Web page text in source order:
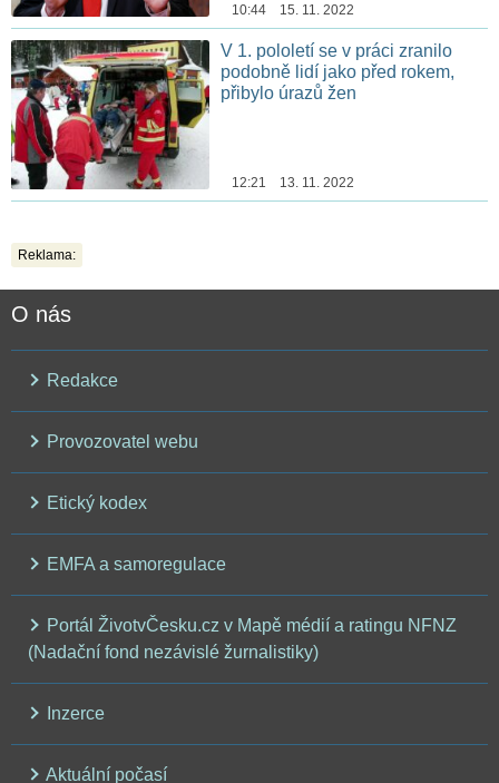
10:44 15. 11. 2022
V 1. pololetí se v práci zranilo
podobně lidí jako před rokem,
přibylo úrazů žen
12:21 13. 11. 2022
Reklama:
O nás
Redakce
Provozovatel webu
Etický kodex
EMFA a samoregulace
Portál ŽivotvČesku.cz v Mapě médií a ratingu NFNZ
(Nadační fond nezávislé žurnalistiky)
Inzerce
Aktuální počasí